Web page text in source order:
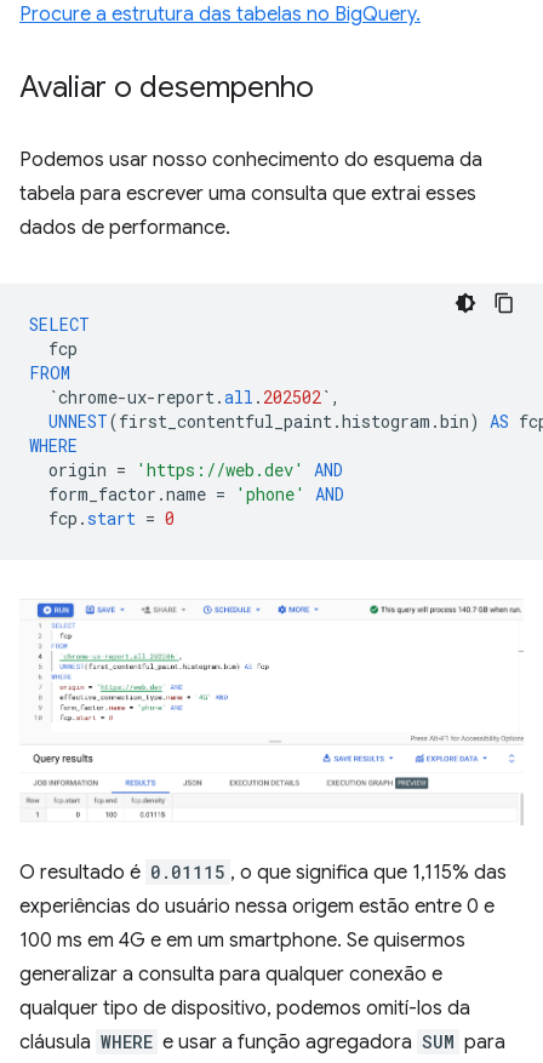
Procure a estrutura das tabelas no BigQuery.
Avaliar o desempenho
Podemos usar nosso conhecimento do esquema da
tabela para escrever uma consulta que extrai esses
dados de performance.
SELECT
fcp
FROM
`chrome-ux-report .all . 202502 ` ,
UNNEST(first_contentful_paint .histogram .bin) AS
WHERE
origin = 'https://web.dev'
AND
form_factor .name = 'phone'
AND
fcp .start = 0
O resultado é 0.01115 , o que significa que 1,115% das
experiências do usuário nessa origem estão entre 0 e
100 ms em 4G e em um smartphone. Se quisermos
generalizar a consulta para qualquer conexão e
qualquer tipo de dispositivo, podemos omití-los da
cláusula WHERE e usar a função agregadora SUM para